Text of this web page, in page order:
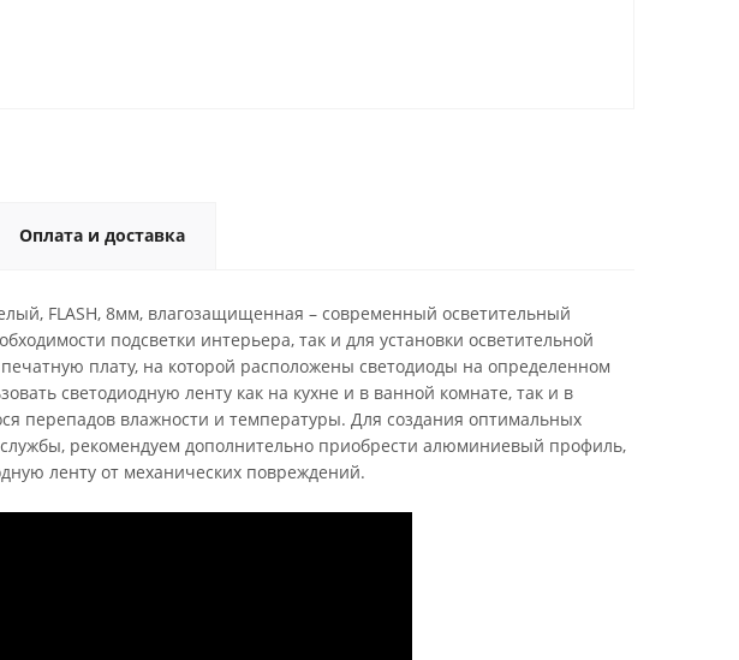
Оплата и доставка
FLASH, 8мм, влагозащищенная – современный осветительный
подсветки интерьера, так и для установки осветительной
плату, на которой расположены светодиоды на определенном
светодиодную ленту как на кухне и в ванной комнате, так и в
перепадов влажности и температуры. Для создания оптимальных
рекомендуем дополнительно приобрести алюминиевый профиль,
ленту от механических повреждений.